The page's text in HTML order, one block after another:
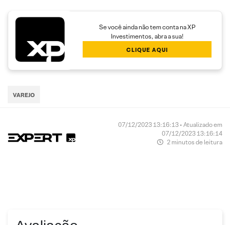
Se você ainda não tem conta na XP
Investimentos, abra a sua!
CLIQUE AQUI
VAREJO
07/12/2023 13:16:13 • Atualizado em
07/12/2023 13:16:14
2 minutos de leitura